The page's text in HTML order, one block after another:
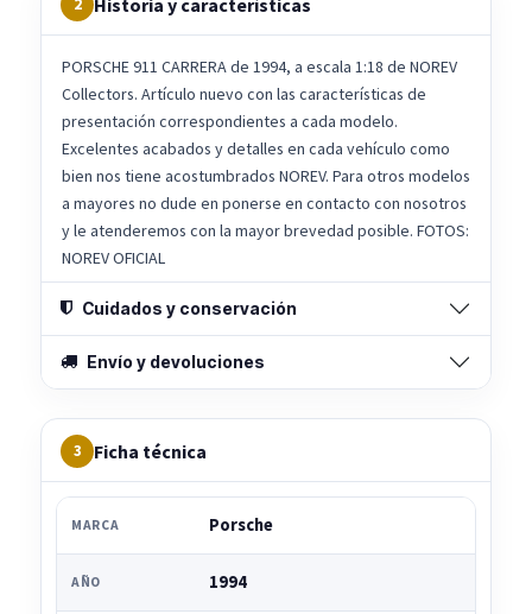
2
PORSCHE 911 CARRERA de 1994, a escala 1:18 de NOREV
Collectors. Artículo nuevo con las características de
presentación correspondientes a cada modelo.
Excelentes acabados y detalles en cada vehículo como
bien nos tiene acostumbrados NOREV. Para otros modelos
a mayores no dude en ponerse en contacto con nosotros
y le atenderemos con la mayor brevedad posible. FOTOS:
NOREV OFICIAL
Cuidados y conservación
Envío y devoluciones
3 Ficha técnica
MARCA Porsche
AÑO 1994